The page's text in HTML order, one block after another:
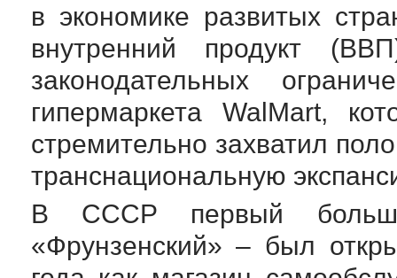
в экономике развитых
внутренний продукт
законодательных
гипермаркета WalMart,
стремительно захватил
транснациональную
В СССР первый
«Фрунзенский» – был